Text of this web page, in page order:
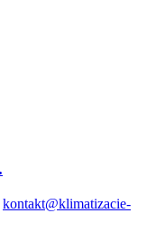
kontakt@klimatizacie-